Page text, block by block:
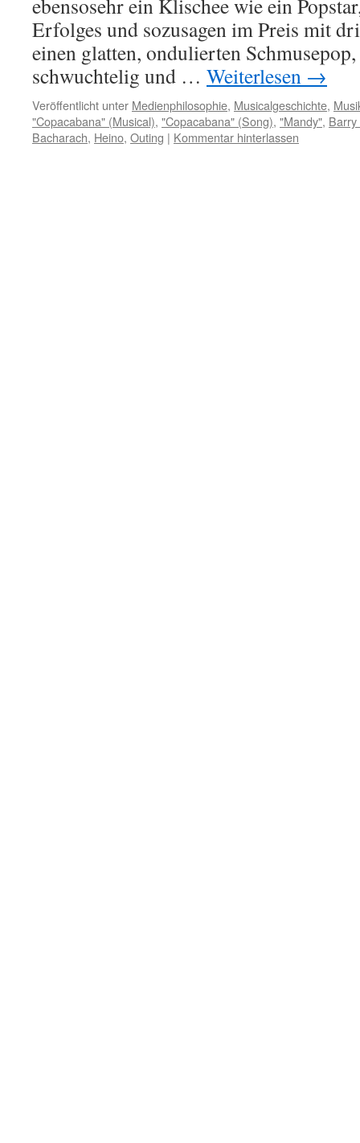
ebensosehr ein Klischee wie ein
Erfolges und sozusagen im Preis mit
einen glatten, ondulierten
schwuchtelig und … Weiterlesen →
Veröffentlicht unter Medienphilosophie, Musicalgeschichte,
"Copacabana" (Musical), "Copacabana" (Song), "Mandy", Barry
Bacharach, Heino, Outing | Kommentar hinterlassen